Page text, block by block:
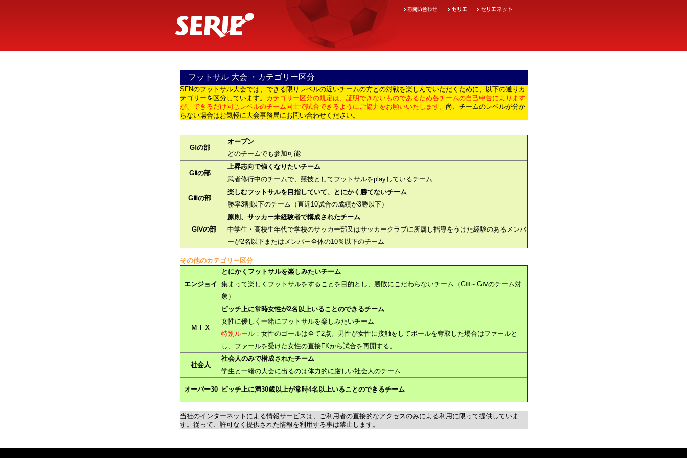
フットサル 大会 ・カテゴリー区分
SFNのフットサル大会では、できる限りレベルの近いチームの方との対戦を楽しんでいただくために、以下の通りカ
テゴリーを区分しています。 カテゴリー区分の規定は、証明できないものであるため各チームの自己申告によります
が、できるだけ同じレベルのチーム同士で試合できるようにご協力をお願いいたします。 尚、チームのレベルが分か
らない場合はお気軽に大会事務局にお問い合わせください。
GⅠの部
オープン
どのチームでも参加可能
GⅡの部
上昇志向で強くなりたいチーム
武者修行中のチームで、競技としてフットサルをplayしているチーム
GⅢの部
楽しむフットサルを目指していて、とにかく勝てないチーム
勝率3割以下のチーム（直近10試合の成績が3勝以下）
GⅣの部
原則、サッカー未経験者で構成されたチーム
中学生・高校生年代で学校のサッカー部又はサッカークラブに所属し指導をうけた経験のあるメンバ
ーが2名以下またはメンバー全体の10％以下のチーム
その他のカテゴリー区分
エンジョイ
とにかくフットサルを楽しみたいチーム
集まって楽しくフットサルをすることを目的とし、勝敗にこだわらないチーム（GⅢ～GⅣのチーム対
象）
ＭＩＸ
ピッチ上に常時女性が2名以上いることのできるチーム
女性に優しく一緒にフットサルを楽しみたいチーム
特別ルール： 女性のゴールは全て2点。男性が女性に接触をしてボールを奪取した場合はファールと
し、ファールを受けた女性の直接FKから試合を再開する。
社会人
社会人のみで構成されたチーム
学生と一緒の大会に出るのは体力的に厳しい社会人のチーム
オーバー30 ピッチ上に満30歳以上が常時4名以上いることのできるチーム
当社のインターネットによる情報サービスは、ご利用者の直接的なアクセスのみによる利用に限って提供していま
す。従って、許可なく提供された情報を利用する事は禁止します。